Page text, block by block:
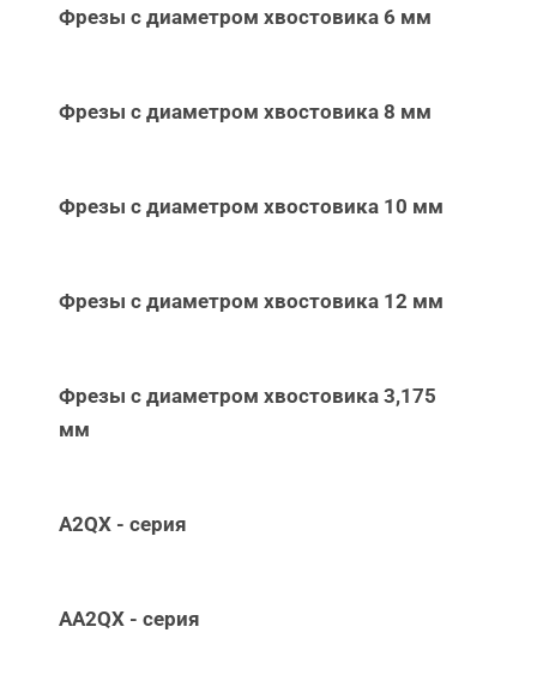
Фрезы с диаметром хвостовика 6 мм
Фрезы с диаметром хвостовика 8 мм
Фрезы с диаметром хвостовика 10 мм
Фрезы с диаметром хвостовика 12 мм
Фрезы с диаметром хвостовика 3,175
мм
A2QX - серия
AA2QX - серия